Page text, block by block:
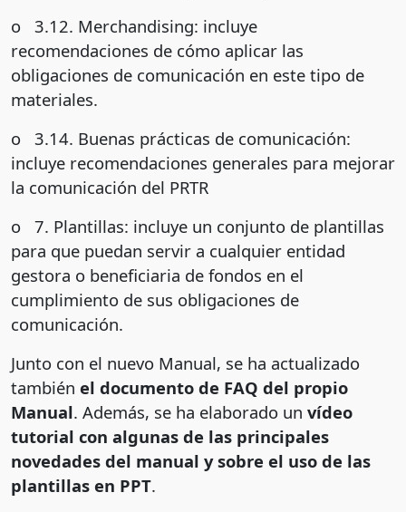
o 3.12. Merchandising: incluye
recomendaciones de cómo aplicar las
obligaciones de comunicación en este tipo de
materiales.
o 3.14. Buenas prácticas de comunicación:
incluye recomendaciones generales para mejorar
la comunicación del PRTR
o 7. Plantillas: incluye un conjunto de plantillas
para que puedan servir a cualquier entidad
gestora o beneficiaria de fondos en el
cumplimiento de sus obligaciones de
comunicación.
Junto con el nuevo Manual, se ha actualizado
también el documento de FAQ del propio
Manual. Además, se ha elaborado un vídeo
tutorial con algunas de las principales
novedades del manual y sobre el uso de las
plantillas en PPT.